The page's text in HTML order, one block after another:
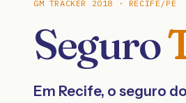
GM TRACKER 2018 · RECIFE /PE
Seguro
Em Recife, o seguro do